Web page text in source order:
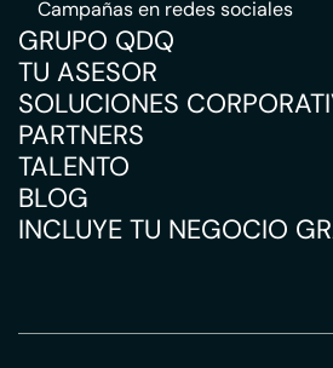
Campañas en redes sociales
GRUPO QDQ
TU ASESOR
SOLUCIONES
PARTNERS
TALENTO
BLOG
INCLUYE TU NEGOCIO